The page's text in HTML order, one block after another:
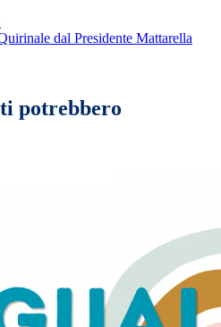
dal Presidente Mattarella
potrebbero